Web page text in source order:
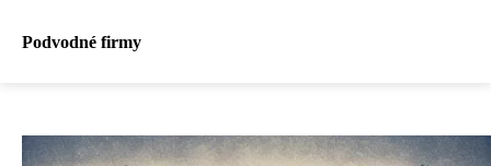
Podvodné firmy